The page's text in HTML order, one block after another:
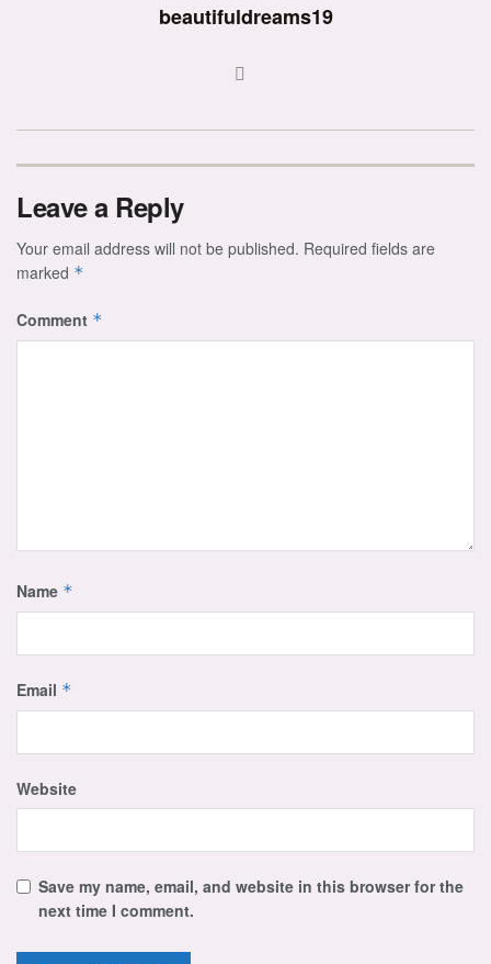
beautifuldreams19
Leave a Reply
Your email address will not be published. Required fields are
marked *
Comment *
Name *
Email *
Website
Save my name, email, and website in this browser for the
next time I comment.